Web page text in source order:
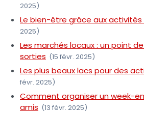
2025)
Le bien-être grâce aux activités
2025)
Les marchés locaux : un point
sorties (15 févr. 2025)
Les plus beaux lacs pour des
févr. 2025)
Comment organiser un week-
amis (13 févr. 2025)